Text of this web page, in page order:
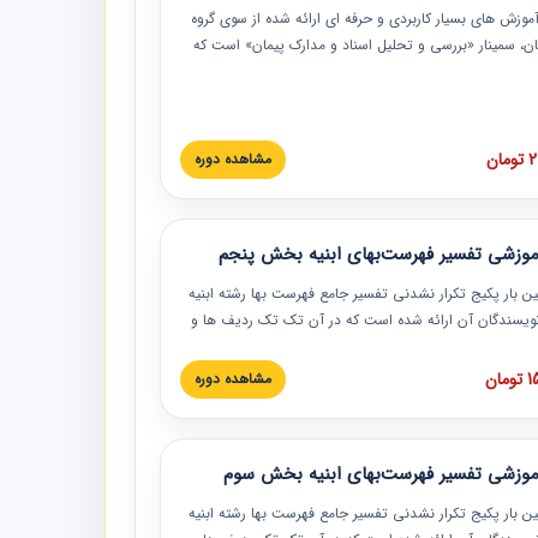
های بسیار کاربردی و حرفه‏ ای ارائه شده از سوی گروه
سمینار «بررسی و تحلیل اسناد و مدارک پیمان» است که
این خصوص ارائه شده است.
مشاهده دوره
تفسیر فهرست‌بهای ابنیه بخش پنجم
بار پکیج تکرار نشدنی تفسیر جامع فهرست بها رشته ابنیه
نویسندگان آن ارائه شده است که در آن تک تک ردیف ها و
و به همراه تصاویر عملیات اجرایی مرتبط با ردیف های
بها ارائه شده است. این دوره با کلام مهندس
مدیر پروژه مهندسی مشاور در امر بازنگری فهرست
حال فعالیت هستند حتما توصیه می کنیم از مطالب این
نمایند.
مشاهده دوره
تفسیر فهرست‌بهای ابنیه بخش سوم
بار پکیج تکرار نشدنی تفسیر جامع فهرست بها رشته ابنیه